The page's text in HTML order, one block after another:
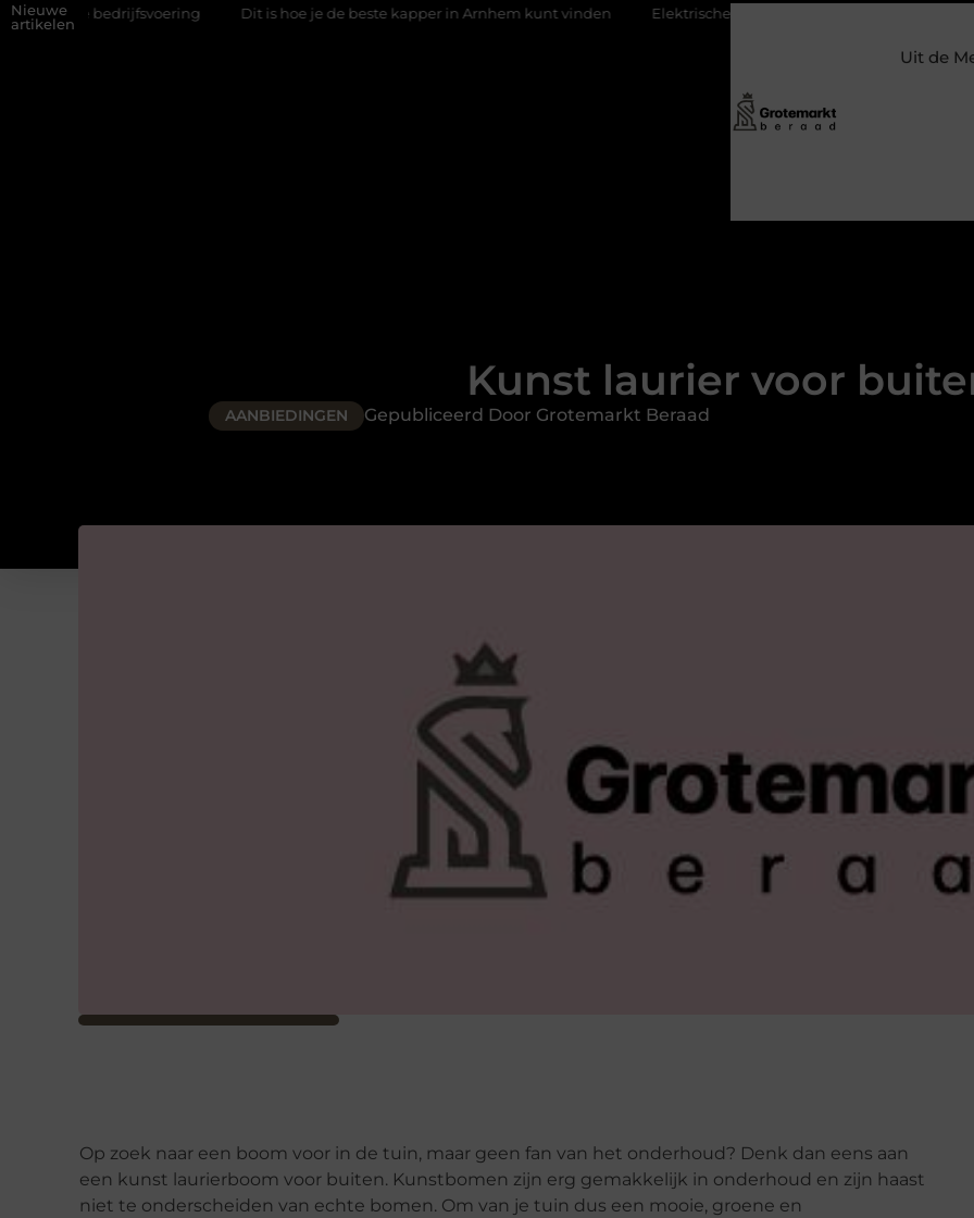
Nieuwe
artikelen
Dit is hoe je de beste kapper in Arnhem kunt vinden Elektrische auto laders: zo bepaal je welke jij nodig hebt
Uit de
Kunst laurier voor
AANBIEDINGEN Gepubliceerd Door Grotemarkt Beraad
Op zoek naar een boom voor in de tuin, maar geen fan van het onderhoud? Denk dan eens aan
een kunst laurierboom voor buiten. Kunstbomen zijn erg gemakkelijk in onderhoud en zijn haast
niet te onderscheiden van echte bomen. Om van je tuin dus een mooie, groene en